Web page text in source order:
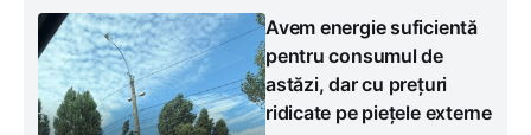
Avem energie suficientă
pentru consumul de
astăzi, dar cu prețuri
ridicate pe piețele externe